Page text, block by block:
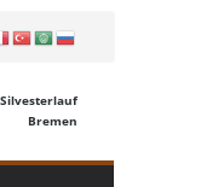
Silvesterlauf
Bremen